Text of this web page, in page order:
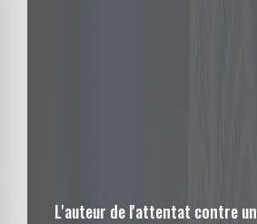
L'auteur de l'attentat contre un